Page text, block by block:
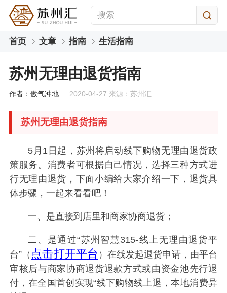
首页 文章 指南 生活指南
苏州无理由退货指南
作者：傲气冲地 2020-04-27 来源：苏州汇
苏州无理由退货指南
5月1日起，苏州将启动线下购物无理由退货政
策服务。消费者可根据自己情况，选择三种方式进
行无理由退货，下面小编给大家介绍一下，退货具
体步骤，一起来看看吧！
一、是直接到店里和商家协商退货；
二、是通过“苏州智慧315-线上无理由退货平
台”（ 点击打开平台 ）在线发起退货申请，由平台
审核后与商家协商退货退款方式或由资金池先行退
付，在全国首创实现“线下购物线上退，本地消费异